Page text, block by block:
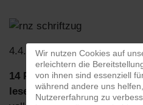
4.4.2018
14 Prozent der
lesen und schreiben...
Wir nutzen Cookies auf
erleichtern die
von ihnen sind essenziell
während andere uns
Nutzererfahrung zu